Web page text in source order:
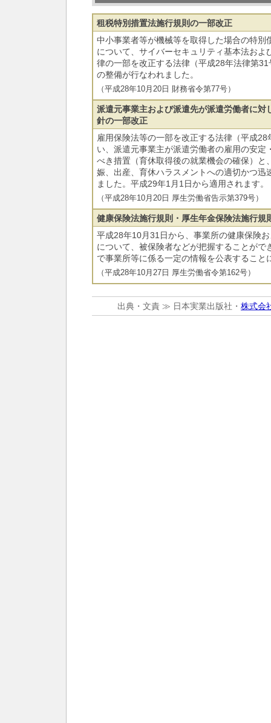
租税特別措置法施行規則の一部改正
中小事業者等が機械等を取得した場合の特別
について、サイバーセキュリティ基本法およ
律の一部を改正する法律（平成28年法律第
の整備が行なわれました。
（平成28年10月20日 財務省令第77号）
派遣元事業主および派遣先が派遣労働者に対
針の一部改正
雇用保険法等の一部を改正する法律（平成
い、派遣元事業主が派遣労働者の雇用の安定
べき措置（育休取得後の就業機会の確保）と
娠、出産、育休ハラスメントへの適切かつ迅
ました。平成29年1月1日から適用されます。
（平成28年10月20日 厚生労働省告示第379号）
健康保険法施行規則・厚生年金保険法施行規
平成28年10月31日から、事業所の健康保険
について、被保険者などが把握することがで
で事業所等に係る一定の情報を公表すること
（平成28年10月27日 厚生労働省令第162号）
出典・文責 ≫ 日本実業出版社・ 株式会